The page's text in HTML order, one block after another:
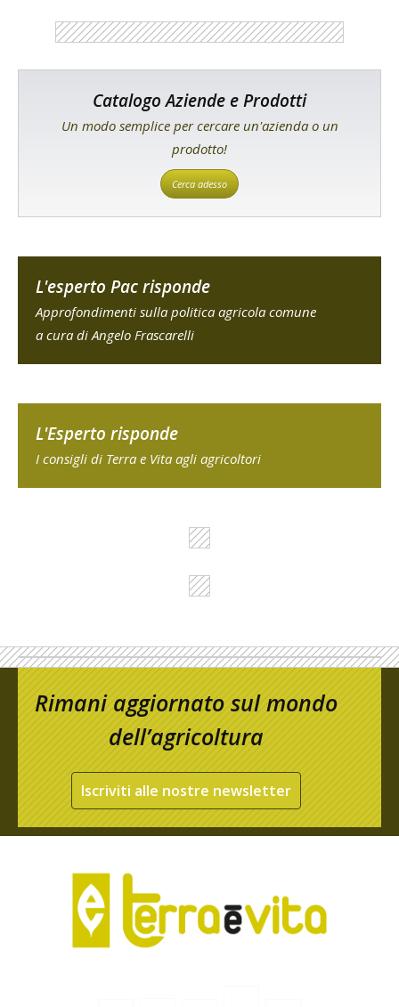
Catalogo Aziende e Prodotti
Un modo semplice per cercare un'azienda o un
prodotto!
Cerca adesso
L'esperto Pac risponde
Approfondimenti sulla politica agricola comune
a cura di Angelo Frascarelli
L'Esperto risponde
I consigli di Terra e Vita agli agricoltori
Rimani aggiornato sul mondo
dell’agricoltura
Iscriviti alle nostre newsletter